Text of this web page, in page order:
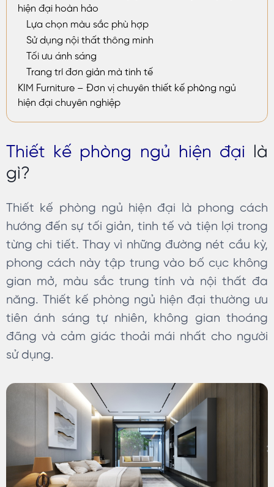
hiện đại hoàn hảo
Lựa chọn màu sắc phù hợp
Sử dụng nội thất thông minh
Tối ưu ánh sáng
Trang trí đơn giản mà tinh tế
KIM Furniture – Đơn vị chuyên thiết kế phòng ngủ
hiện đại chuyên nghiệp
Thiết kế phòng ngủ hiện đại là
gì?
Thiết kế phòng ngủ hiện đại là phong cách
hướng đến sự tối giản, tinh tế và tiện lợi trong
từng chi tiết. Thay vì những đường nét cầu kỳ,
phong cách này tập trung vào bố cục không
gian mở, màu sắc trung tính và nội thất đa
năng. Thiết kế phòng ngủ hiện đại thường ưu
tiên ánh sáng tự nhiên, không gian thoáng
đãng và cảm giác thoải mái nhất cho người
sử dụng.